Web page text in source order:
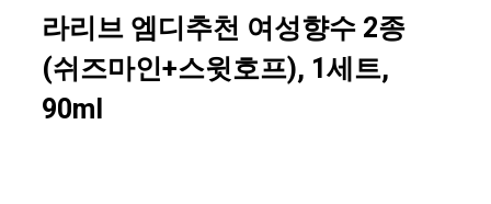
라리브 엠디추천 여성향수 2종
(쉬즈마인+스윗호프), 1세트,
90ml